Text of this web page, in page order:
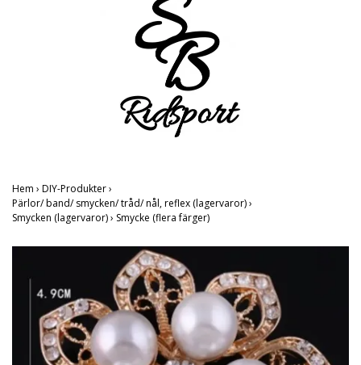
Hem › DIY-Produkter›
Pärlor/ band/ smycken/ tråd/ nål, reflex (lagervaror)›
Smycken (lagervaror)› Smycke (flera färger)